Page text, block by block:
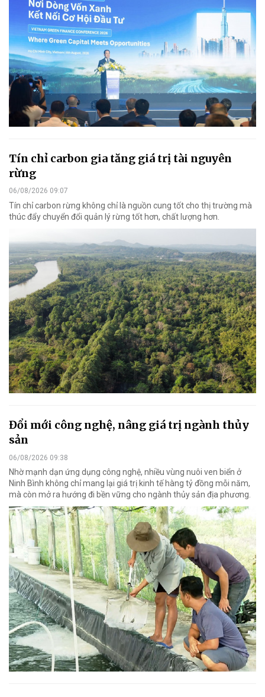
Tín chỉ carbon gia tăng giá trị tài nguyên
rừng
06/08/2026 09:07
Tín chỉ carbon rừng không chỉ là nguồn cung tốt cho thị trường mà
thúc đẩy chuyển đổi quản lý rừng tốt hơn, chất lượng hơn.
Đổi mới công nghệ, nâng giá trị ngành thủy
sản
06/08/2026 09:38
Nhờ mạnh dạn ứng dụng công nghệ, nhiều vùng nuôi ven biển ở
Ninh Bình không chỉ mang lại giá trị kinh tế hàng tỷ đồng mỗi năm,
mà còn mở ra hướng đi bền vững cho ngành thủy sản địa phương.